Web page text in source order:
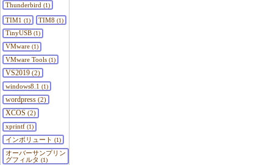
Thunderbird (1)
TIM1 (1) TIM8 (1)
TinyUSB(1)
VMware(1)
VMware Tools(1)
VS2019 (2)
windows8.1 (1)
wordpress (2)
XCOS (2)
xprintf(1)
インボリュート (1)
オーバーサンプリン
グフィルタ (1)